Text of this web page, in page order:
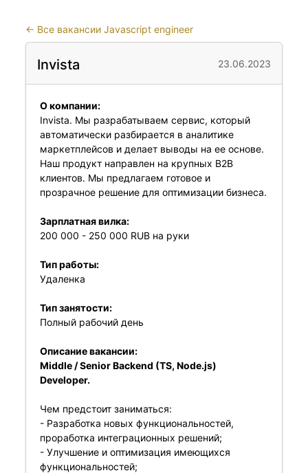
← Все вакансии Javascript engineer
Invista 23.06.2023
О компании:
Invista. Мы разрабатываем сервис, который
автоматически разбирается в аналитике
маркетплейсов и делает выводы на ее основе.
Наш продукт направлен на крупных B2B
клиентов. Мы предлагаем готовое и
прозрачное решение для оптимизации бизнеса.
Зарплатная вилка:
200 000 - 250 000 RUB на руки
Тип работы:
Удаленка
Тип занятости:
Полный рабочий день
Описание вакансии:
Middle / Senior Backend (TS, Node.js)
Developer.
Чем предстоит заниматься:
- Разработка новых функциональностей,
проработка интеграционных решений;
- Улучшение и оптимизация имеющихся
функциональностей;